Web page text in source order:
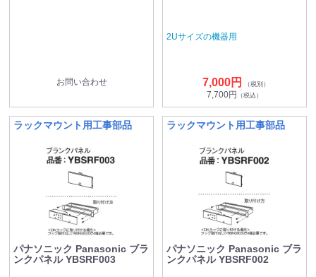
お問い合わせ
2Uサイズの機器用
7,000円 （税別）
7,700円 （税込）
ラックマウント用工事部品
パナソニック Panasonic ブラ
ンクパネル YBSRF003
ラックマウント用工事部品
パナソニック Panasonic ブラ
ンクパネル YBSRF002